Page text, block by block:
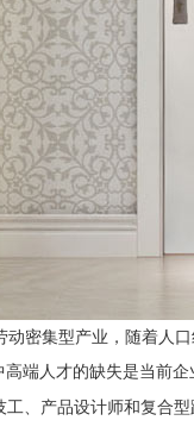
动密集型产业，随着人
高端人才的缺失是当前
工、产品设计师和复合